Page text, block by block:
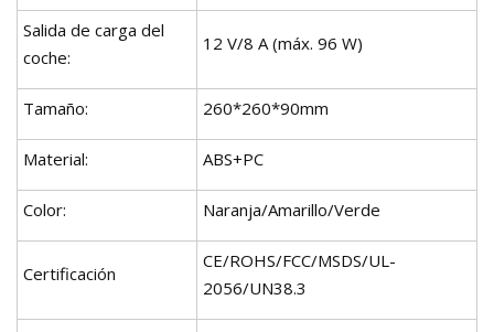
Salida de carga del
coche:
12 V/8 A (máx. 96 W)
Tamaño: 260*260*90mm
Material: ABS+PC
Color: Naranja/Amarillo/Verde
Certificación
CE/ROHS/FCC/MSDS/UL-
2056/UN38.3